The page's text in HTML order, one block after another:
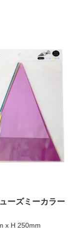
ーズミーカラー
x H 250mm